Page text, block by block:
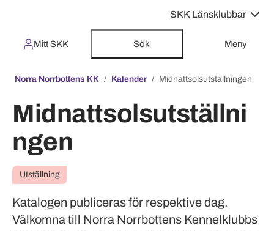
SKK Länsklubbar
Mitt SKK Sök Meny
Norra Norrbottens KK Kalender Midnattsolsutställningen
Midnattsolsutställni
ngen
Utställning
Katalogen publiceras för respektive dag.
Välkomna till Norra Norrbottens Kennelklubbs